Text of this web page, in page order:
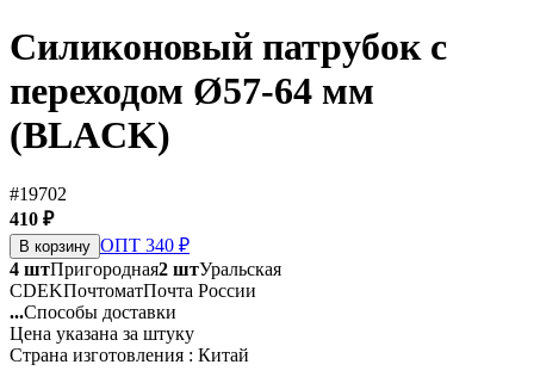
Силиконовый патрубок с
переходом Ø57-64 мм
(BLACK)
#19702
410 ₽
В корзину ОПТ 340 ₽
4 штПригородная2 штУральская
CDEKПочтоматПочта России
...Способы доставки
Цена указана за штуку
Страна изготовления : Китай